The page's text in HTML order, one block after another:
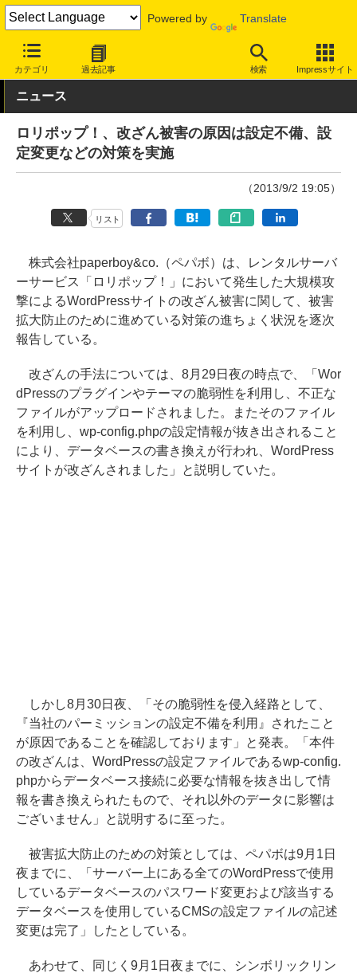
Powered by Translate
カテゴリ 過去記事 検索 Impressサイト
INTERNET Watch トピック インシデント
ニュース
ロリポップ！、改ざん被害の原因は設定不備、設
定変更などの対策を実施
（2013/9/2 19:05）
リスト
株式会社paperboy&co.（ペパボ）は、レンタルサーバ
ーサービス「ロリポップ！」において発生した大規模攻
撃によるWordPressサイトの改ざん被害に関して、被害
拡大防止のために進めている対策の進ちょく状況を逐次
報告している。
改ざんの手法については、8月29日夜の時点で、「Wor
dPressのプラグインやテーマの脆弱性を利用し、不正な
ファイルがアップロードされました。またそのファイル
を利用し、wp-config.phpの設定情報が抜き出されること
により、データベースの書き換えが行われ、WordPress
サイトが改ざんされました」と説明していた。
しかし8月30日夜、「その脆弱性を侵入経路として、
『当社のパーミッションの設定不備を利用』されたこと
が原因であることを確認しております」と発表。「本件
の改ざんは、WordPressの設定ファイルであるwp-config.
phpからデータベース接続に必要な情報を抜き出して情
報を書き換えられたもので、それ以外のデータに影響は
ございません」と説明するに至った。
被害拡大防止のための対策としては、ペパボは9月1日
夜までに、「サーバー上にある全てのWordPressで使用
しているデータベースのパスワード変更および該当する
データベースを使用しているCMSの設定ファイルの記述
変更は完了」したとしている。
あわせて、同じく9月1日夜までに、シンボリックリン